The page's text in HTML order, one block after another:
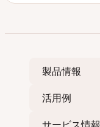
新
製品情報
活用例